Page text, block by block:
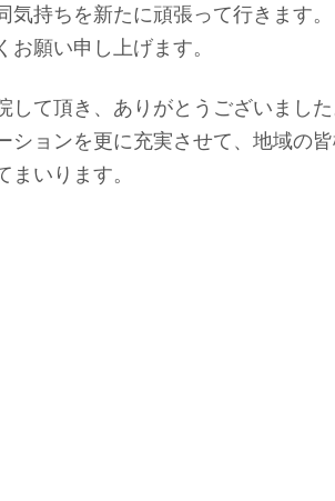
持ちを新たに頑張って行きます。
願い申し上げます。
て頂き、ありがとうございました
ションを更に充実させて、地域の
いります。